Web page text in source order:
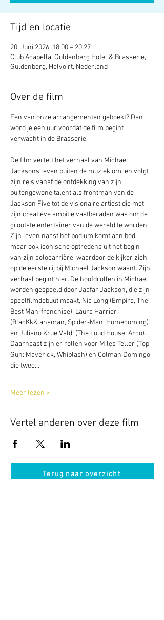
Tijd en locatie
20. Juni 2026, 18:00 – 20:27
Club Acapella, Guldenberg Hotel & Brasserie,
Guldenberg, Helvoirt, Nederland
Over de film
Een van onze arrangementen geboekt? Dan
word je een uur voordat de film begint
verwacht in de Brasserie.
De film vertelt het verhaal van Michael
Jacksons leven buiten de muziek om, en volgt
zijn reis vanaf de ontdekking van zijn
buitengewone talent als frontman van de
Jackson Five tot de visionaire artiest die met
zijn creatieve ambitie vastberaden was om de
grootste entertainer van de wereld te worden.
Zijn leven naast het podium komt aan bod,
maar ook iconische optredens uit het begin
van zijn solocarrière, waardoor de kijker zich
op de eerste rij bij Michael Jackson waant. Zijn
verhaal begint hier. De hoofdrollen in Michael
worden gespeeld door Jaafar Jackson, die zijn
speelfilmdebuut maakt, Nia Long (Empire, The
Best Man-franchise), Laura Harrier
(BlacKkKlansman, Spider-Man: Homecoming)
en Juliano Krue Valdi (The Loud House, Arco).
Daarnaast zijn er rollen voor Miles Teller (Top
Gun: Maverick, Whiplash) en Colman Domingo,
die twee…
Meer lezen >
Vertel anderen over deze film
Terug naar overzicht